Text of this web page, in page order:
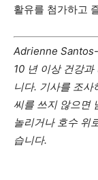
활유를 첨가하고
Adrienne
10 년 이상 건강
니다. 기사를 조
씨를 쓰지 않으면
놀리거나 호수 위
습니다.